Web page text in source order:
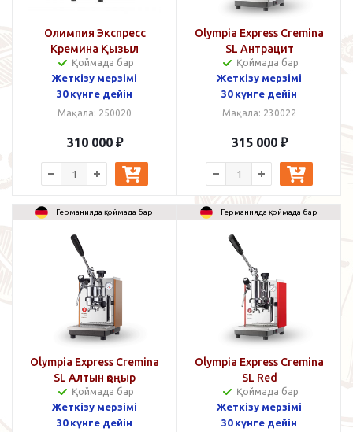
Олимпия Экспресс
Кремина Қызыл
Қоймада бар
Жеткізу мерзімі
30 күнге дейін
Мақала: 250020
310 000 ₽
Olympia Express Cremina
SL Антрацит
Қоймада бар
Жеткізу мерзімі
30 күнге дейін
Мақала: 230022
315 000 ₽
Германияда қоймада бар
Olympia Express Cremina
SL Алтын қоңыр
Қоймада бар
Жеткізу мерзімі
30 күнге дейін
Германияда қоймада бар
Olympia Express Cremina
SL Red
Қоймада бар
Жеткізу мерзімі
30 күнге дейін